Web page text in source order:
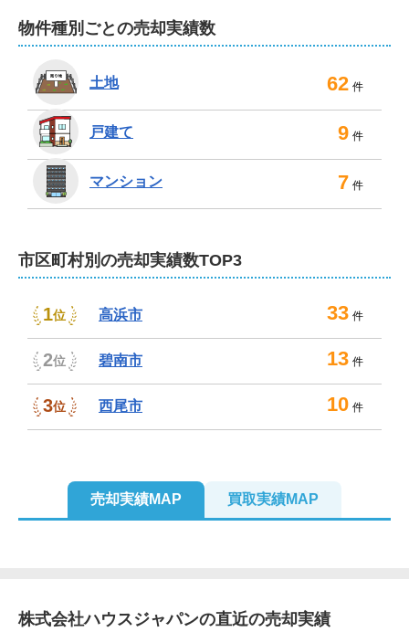
物件種別ごとの売却実績数
土地 62 件
戸建て 9 件
マンション 7 件
市区町村別の売却実績数TOP3
1位 高浜市 33 件
2位 碧南市 13 件
3位 西尾市 10 件
売却実績MAP 買取実績MAP
2
株式会社ハウスジャパンの直近の売却実績